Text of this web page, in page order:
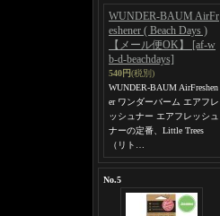
WUNDER-BAUM AirFr
eshener ( Beach Days )
【メール便OK】 [af-w
b-d-beachdays]
540円(税別)
WUNDER-BAUM AirFreshen
er ワンダーバーム エアフレ
ッシュナー エアフレッシュ
ナーの定番、Little Trees
（リト…
No.5